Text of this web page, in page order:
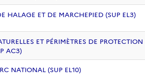
HALAGE ET DE MARCHEPIED (SUP EL3)
ET PÉRIMÈTRES DE
AC3)
NATIONAL (SUP EL10)